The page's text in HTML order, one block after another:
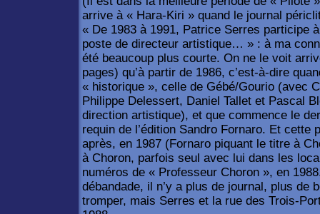
arrive à « Hara-Kiri » quand le journal
« De 1983 à 1991, Patrice Serres participe
poste de directeur artistique… » : à ma
été beaucoup plus courte. On ne le voit
pages) qu’à partir de 1986, c’est-à-dire
« historique », celle de Gébé/Gourio (avec
Philippe Delessert, Daniel Tallet et Pascal
direction artistique), et que commence le
requin de l’édition Sandro Fornaro. Et cette
après, en 1987 (Fornaro piquant le titre à
à Choron, parfois seul avec lui dans les
numéros de « Professeur Choron », en
débandade, il n’y a plus de journal, plus de
tromper, mais Serres et la rue des Trois-